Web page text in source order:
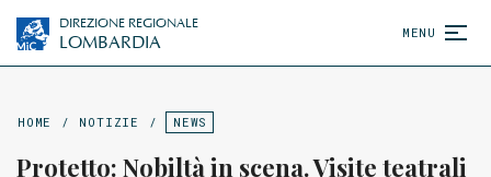
DIREZIONE REGIONALE
LOMBARDIA MENU
HOME / NOTIZIE / NEWS
Protetto: Nobiltà in scena. Visite teatrali